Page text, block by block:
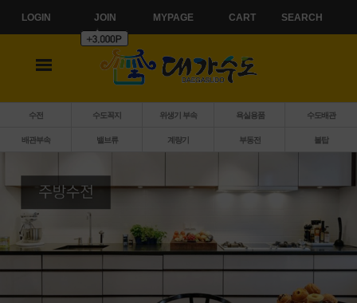
LOGIN JOIN MYPAGE CART SEARCH
수전 수도꼭지 위생기 부속 욕실용품 수도배관
배관부속 밸브류 계량기 부동전 볼탑